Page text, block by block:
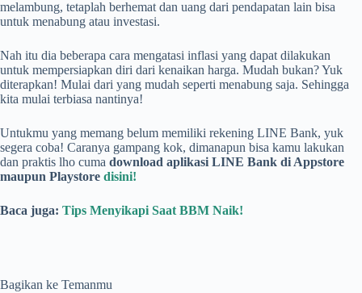
melambung, tetaplah berhemat dan uang dari pendapatan lain bisa
untuk menabung atau investasi.
Nah itu dia beberapa cara mengatasi inflasi yang dapat dilakukan
untuk mempersiapkan diri dari kenaikan harga. Mudah bukan? Yuk
diterapkan! Mulai dari yang mudah seperti menabung saja. Sehingga
kita mulai terbiasa nantinya!
Untukmu yang memang belum memiliki rekening LINE Bank, yuk
segera coba! Caranya gampang kok, dimanapun bisa kamu lakukan
dan praktis lho cuma download aplikasi LINE Bank di Appstore
maupun Playstore disini!
Baca juga: Tips Menyikapi Saat BBM Naik!
Bagikan ke Temanmu